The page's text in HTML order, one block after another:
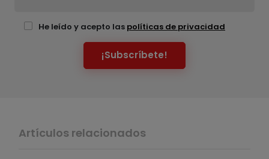
He leído y acepto las políticas de privacidad
¡Subscríbete!
Artículos relacionados